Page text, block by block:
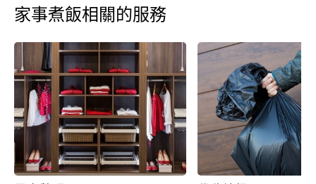
家事煮飯相關的服務